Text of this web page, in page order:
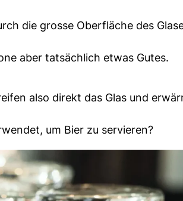
die grosse Oberfläche des
aber tatsächlich etwas Gutes.
also direkt das Glas und
um Bier zu servieren?